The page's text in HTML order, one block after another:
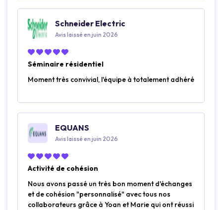
Schneider Electric
Avis laissé en juin 2026
Séminaire résidentiel
Moment très convivial, l'équipe à totalement adhéré
EQUANS
Avis laissé en juin 2026
Activité de cohésion
Nous avons passé un très bon moment d'échanges
et de cohésion "personnalisé" avec tous nos
collaborateurs grâce à Yoan et Marie qui ont réussi